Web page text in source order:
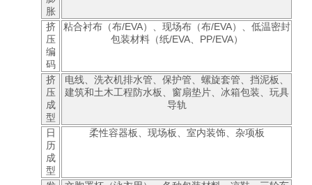
胀
挤
压
编
码
粘合衬布（布/EVA）、现场布（布/EVA）、低温密封
包装材料（纸/EVA、PP/EVA）
挤
压
成
型
电线、洗衣机排水管、保护管、螺旋套管、挡泥板、
建筑和土木工程防水板、窗扇垫片、冰箱包装、玩具
导轨
日
历
成
型
柔性容器板、现场板、室内装饰、杂项板